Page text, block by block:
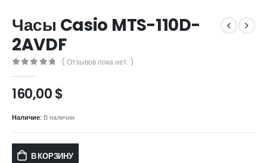
Часы Casio MTS-110D-
2AVDF
( Отзывов пока нет. )
160,00$
Наличие: В наличии
В КОРЗИНУ